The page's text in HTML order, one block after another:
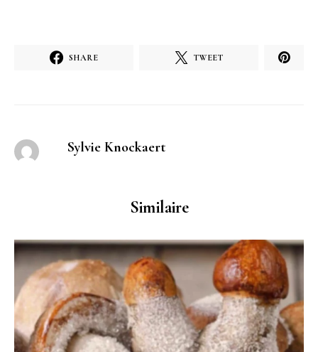
SHARE TWEET
Sylvie Knockaert
Similaire